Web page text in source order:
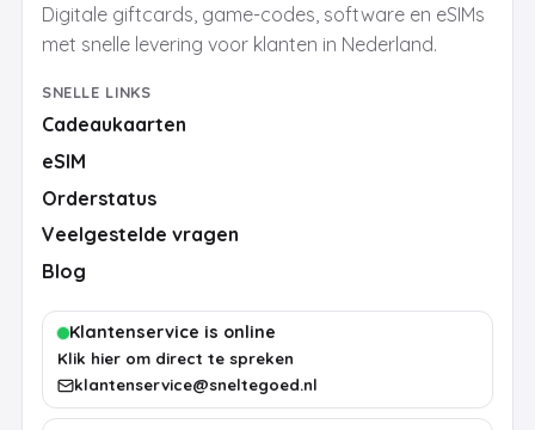
Digitale giftcards, game-codes, software en eSIMs
met snelle levering voor klanten in Nederland.
SNELLE LINKS
Cadeaukaarten
eSIM
Orderstatus
Veelgestelde vragen
Blog
Klantenservice is online
Klik hier om direct te spreken
klantenservice@sneltegoed.nl